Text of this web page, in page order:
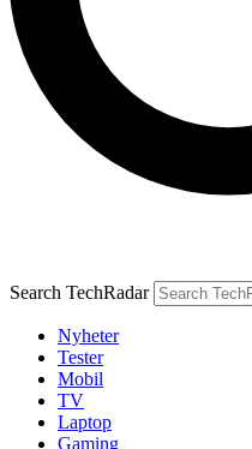
Search TechRadar
Nyheter
Tester
Mobil
TV
Laptop
Gaming